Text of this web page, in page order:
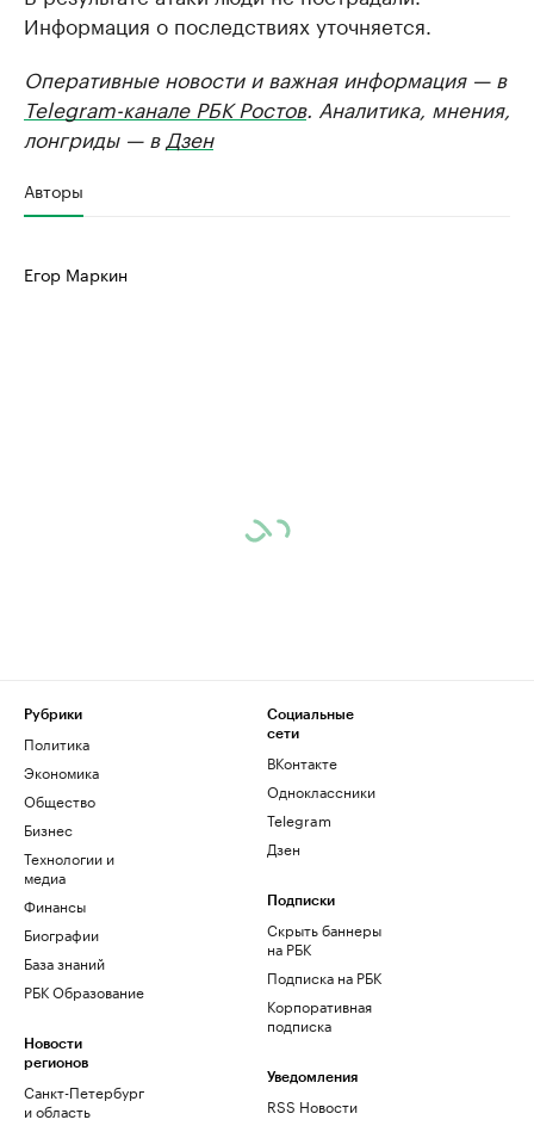
Информация о последствиях уточняется.
Оперативные новости и важная информация — в
Telegram-канале РБК Ростов. Аналитика, мнения,
лонгриды — в Дзен
Авторы
Егор Маркин
Рубрики
Политика
Экономика
Общество
Бизнес
Технологии и
медиа
Финансы
Биографии
База знаний
РБК Образование
Новости
регионов
Санкт-Петербург
и область
Социальные
сети
ВКонтакте
Одноклассники
Telegram
Дзен
Подписки
Скрыть баннеры
на РБК
Подписка на РБК
Корпоративная
подписка
Уведомления
RSS Новости